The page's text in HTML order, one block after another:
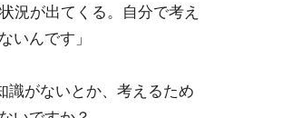
況が出てくる。自分で考え
いんです」
がないとか、考えるため